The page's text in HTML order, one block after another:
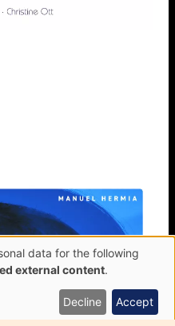
data for the following
external content.
Decline Accept